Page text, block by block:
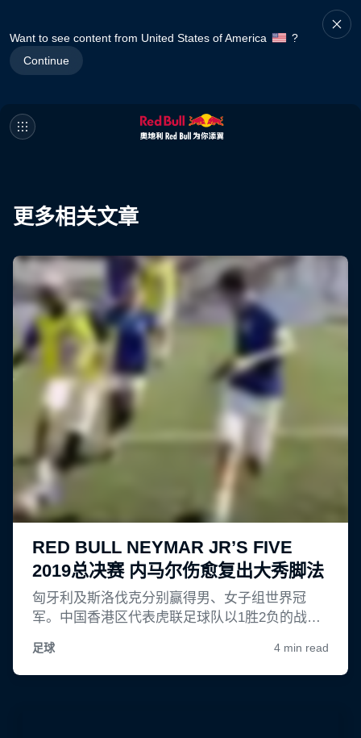
Want to see content from United States of America
?
Continue
更多相关文章